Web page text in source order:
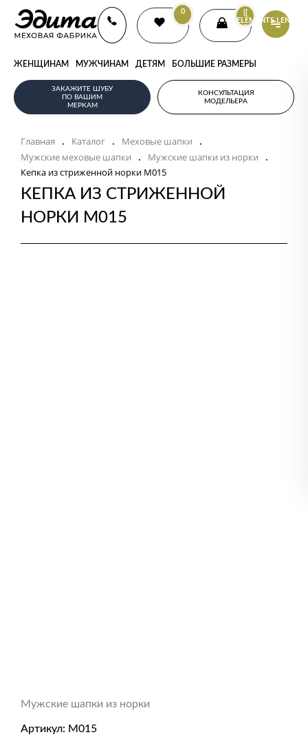
0
{{
ELEMENTS.LENGTH
}}
ЖЕНЩИНАМ МУЖЧИНАМ ДЕТЯМ БОЛЬШИЕ РАЗМЕРЫ
ЗАКАЖИТЕ ШУБУ
ПО ВАШИМ
МЕРКАМ
КОНСУЛЬТАЦИЯ
МОДЕЛЬЕРА
Главная . Каталог . Меховые шапки .
Мужские меховые шапки . Мужские шапки из норки .
Кепка из стриженной норки M015
КЕПКА ИЗ СТРИЖЕННОЙ
НОРКИ M015
Мужские шапки из норки
Артикул: M015